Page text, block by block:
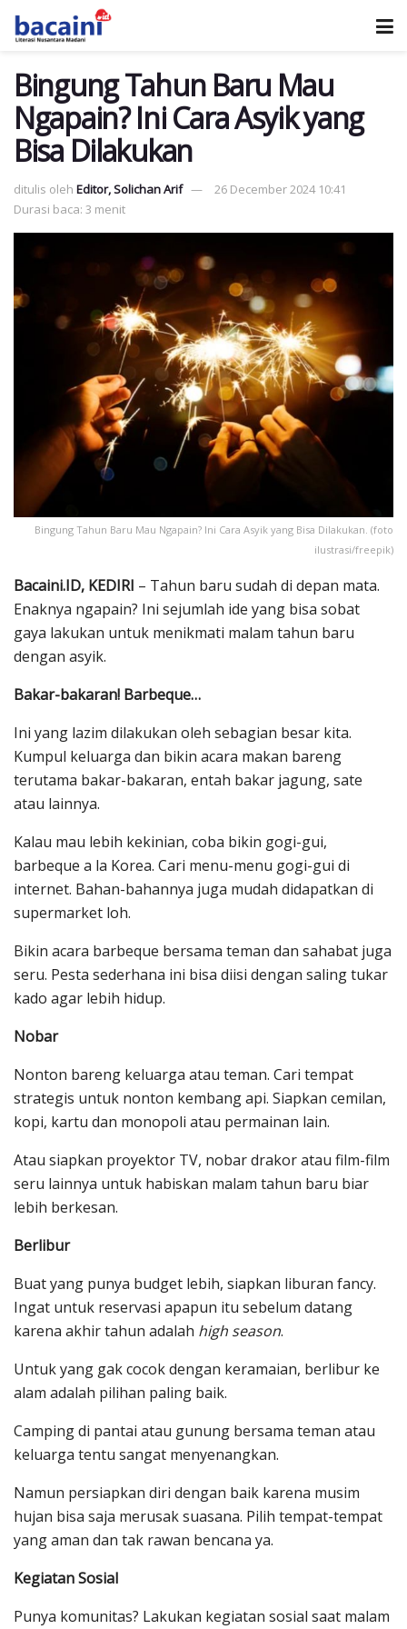
Bingung Tahun Baru Mau
Ngapain? Ini Cara Asyik yang
Bisa Dilakukan
ditulis oleh Editor, Solichan Arif
26 December 2024 10:41
Durasi baca: 3 menit
Bingung Tahun Baru Mau Ngapain? Ini Cara Asyik yang Bisa Dilakukan. (foto
ilustrasi/freepik)
Bacaini.ID, KEDIRI – Tahun baru sudah di depan mata.
Enaknya ngapain? Ini sejumlah ide yang bisa sobat
gaya lakukan untuk menikmati malam tahun baru
dengan asyik.
Bakar-bakaran! Barbeque…
Ini yang lazim dilakukan oleh sebagian besar kita.
Kumpul keluarga dan bikin acara makan bareng
terutama bakar-bakaran, entah bakar jagung, sate
atau lainnya.
Kalau mau lebih kekinian, coba bikin gogi-gui,
barbeque a la Korea. Cari menu-menu gogi-gui di
internet. Bahan-bahannya juga mudah didapatkan di
supermarket loh.
Bikin acara barbeque bersama teman dan sahabat juga
seru. Pesta sederhana ini bisa diisi dengan saling tukar
kado agar lebih hidup.
Nobar
Nonton bareng keluarga atau teman. Cari tempat
strategis untuk nonton kembang api. Siapkan cemilan,
kopi, kartu dan monopoli atau permainan lain.
Atau siapkan proyektor TV, nobar drakor atau film-film
seru lainnya untuk habiskan malam tahun baru biar
lebih berkesan.
Berlibur
Buat yang punya budget lebih, siapkan liburan fancy.
Ingat untuk reservasi apapun itu sebelum datang
karena akhir tahun adalah high season.
Untuk yang gak cocok dengan keramaian, berlibur ke
alam adalah pilihan paling baik.
Camping di pantai atau gunung bersama teman atau
keluarga tentu sangat menyenangkan.
Namun persiapkan diri dengan baik karena musim
hujan bisa saja merusak suasana. Pilih tempat-tempat
yang aman dan tak rawan bencana ya.
Kegiatan Sosial
Punya komunitas? Lakukan kegiatan sosial saat malam